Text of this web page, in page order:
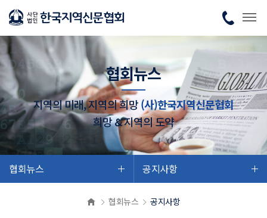
협회뉴스
지역의 미래, 지역의 희망(사)한국지역신문협회
희망 & 지역의 도약
협회뉴스 공지사항
협회뉴스 공지사항